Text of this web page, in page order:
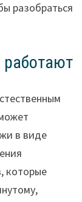
разобраться
в виде
которые